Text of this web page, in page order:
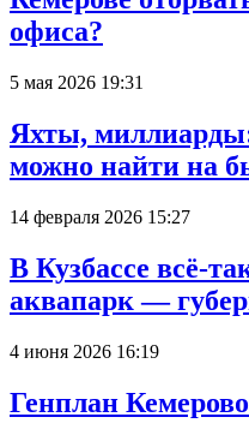
офиса?
5 мая 2026 19:31
Яхты,
можно найти на
14 февраля 2026 15:27
В Кузбассе всё-
аквапарк —
4 июня 2026 16:19
Генплан